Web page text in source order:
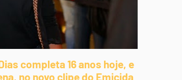
completa 16 anos hoje, e
no novo clipe do Emicida